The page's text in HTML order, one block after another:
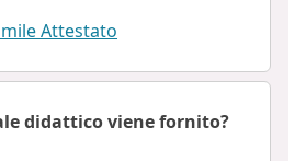
Attestato
didattico viene fornito?